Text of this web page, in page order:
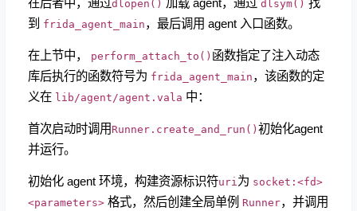
dlopen() dlsym()
到 frida_agent_main，最后调用 agent 入口函数。
在上节中， perform_attach_to() 函数指定了注入动态
库后执行的函数符号为 frida_agent_main，该函数的定
义在 lib/agent/agent.vala 中：
首次启动时调用Runner.create_and_run()初始化agent
并运行。
初始化 agent 环境，构建资源标识符uri 为 socket:<fd>
<parameters> 格式，然后创建全局单例 Runner，并调用